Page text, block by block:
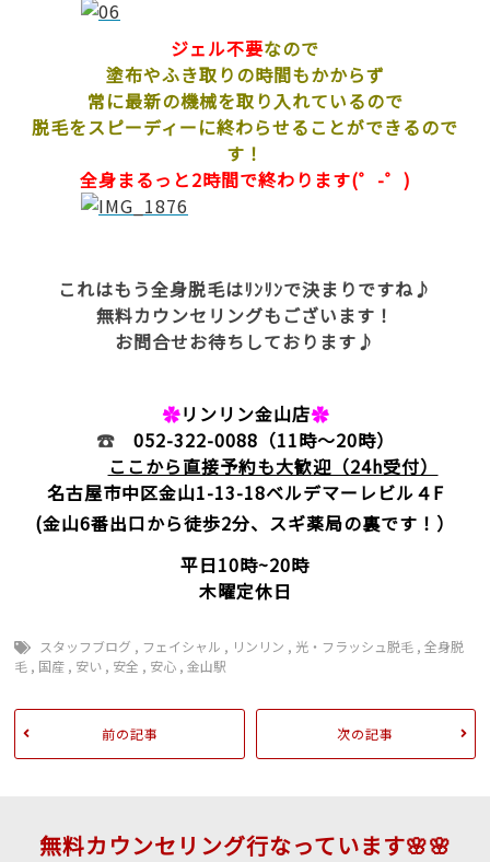
ジェル不要なので
塗布やふき取りの時間もかからず
常に最新の機械を取り入れているので
脱毛をスピーディーに終わらせることができるので
す！
全身まるっと2時間で終わります(゜-゜)
これはもう全身脱毛はﾘﾝﾘﾝで決まりですね♪
無料カウンセリングもございます！
お問合せお待ちしております♪
✿リンリン金山店✿
☎ 052-322-0088 （11時～20時）
ここから直接予約も大歓迎（24h受付）
名古屋市中区金山1-13-18ベルデマーレビル４F
(金山6番出口から徒歩2分、スギ薬局の裏です！）
平日10時~20時
木曜定休日
スタッフブログ , フェイシャル , リンリン , 光・フラッシュ脱毛 ,全身脱
毛 , 国産 , 安い , 安全 , 安心 ,金山駅
前の記事 次の記事
無料カウンセリング行なっています🌸🌸